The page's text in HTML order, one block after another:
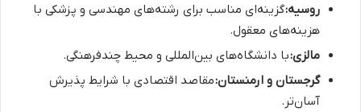
روسیه:گزینه‌ای مناسب برای رشته‌های مهندسی و پزشکی با
هزینه‌های معقول.
مالزی:با دانشگاه‌های بین‌المللی و محیط چندفرهنگی.
گرجستان و ارمنستان:مقاصد اقتصادی با شرایط پذیرش
آسان‌تر.